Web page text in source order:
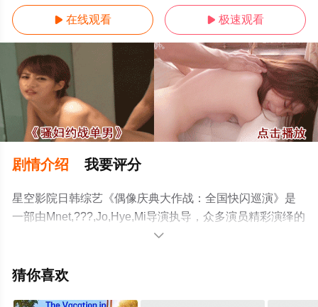
 在线观看  极速观看
剧情介绍 我要评分
星空影院日韩综艺《偶像庆典大作战：全国快闪巡演》是
一部由Mnet,???,Jo,Hye,Mi导演执导，众多演员精彩演绎的
韩国综艺节目，手机免费观看高清无删减完整版综艺节目
或剧情网等平台了解。

猜你喜欢